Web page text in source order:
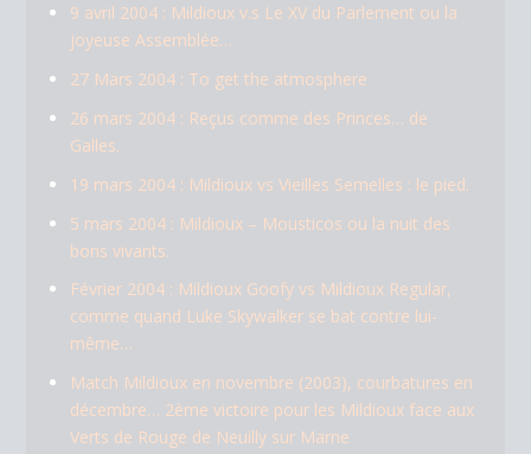
9 avril 2004 : Mildioux v.s Le XV du Parlement ou la
joyeuse Assemblée…
27 Mars 2004 : To get the atmosphere
26 mars 2004 : Reçus comme des Princes… de
Galles.
19 mars 2004 : Mildioux vs Vieilles Semelles : le pied.
5 mars 2004 : Mildioux – Mousticos ou la nuit des
bons vivants.
Février 2004 : Mildioux Goofy vs Mildioux Regular,
comme quand Luke Skywalker se bat contre lui-
même…
Match Mildioux en novembre (2003), courbatures en
décembre… 2ème victoire pour les Mildioux face aux
Verts de Rouge de Neuilly sur Marne